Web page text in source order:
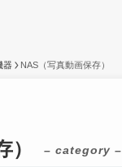
器 NAS（写真動画保存）
– category –